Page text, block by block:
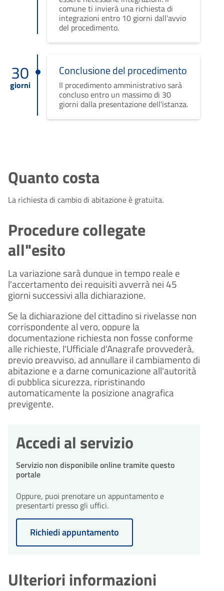
comune ti invierà una richiesta di
integrazioni entro 10 giorni dall'avvio
del procedimento.
30
giorni
Conclusione del procedimento
Il procedimento amministrativo sarà
concluso entro un massimo di 30
giorni dalla presentazione dell'istanza.
Quanto costa
La richiesta di cambio di abitazione è gratuita.
Procedure collegate
all"esito
La variazione sarà dunque in tempo reale e
l'accertamento dei requisiti avverrà nei 45
giorni successivi alla dichiarazione.
Se la dichiarazione del cittadino si rivelasse non
corrispondente al vero, oppure la
documentazione richiesta non fosse conforme
alle richieste, l'Ufficiale d'Anagrafe provvederà,
previo preavviso, ad annullare il cambiamento di
abitazione e a darne comunicazione all'autorità
di pubblica sicurezza, ripristinando
automaticamente la posizione anagrafica
previgente.
Accedi al servizio
Servizio non disponibile online tramite questo
portale
Oppure, puoi prenotare un appuntamento e
presentarti presso gli uffici.
Richiedi appuntamento
Ulteriori informazioni